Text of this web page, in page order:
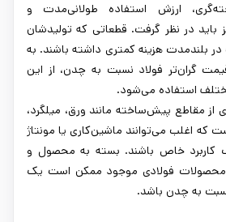
ارزش استفاده طولانی‌مدت و
باید در نظر گرفت. قطعاتی که تولیدشان
بلندمدت هزینه کمتری داشته باشند. به
گران‌تر فولاد نسبت به چدن، از این
استفاده می‌شود.
از مقاطع پیش‌ساخته مانند ورق، میلگرد،
که اغلب می‌توانند ماشین‌کاری یا مونتاژ
کاربرد خاص باشند. بسته به محصول و
محصولات فولادی موجود ممکن است یک
به چدن باشد.